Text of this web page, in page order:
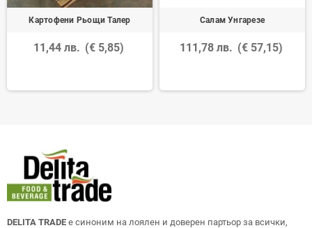
Картофени Рьощи Талер
11,44 лв. (€ 5,85)
Салам Унгарезе
111,78 лв. (€ 57,15)
DELITA TRADE е синоним на лоялен и доверен партьор за всички,